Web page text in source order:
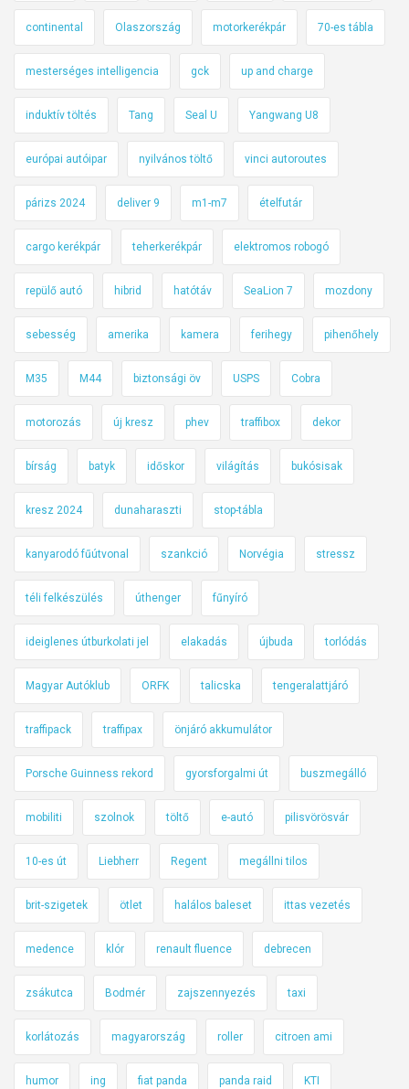
continental Olaszország motorkerékpár 70-es tábla
mesterséges intelligencia gck up and charge
induktív töltés Tang Seal U Yangwang U8
európai autóipar nyilvános töltő vinci autoroutes
párizs 2024 deliver 9 m1-m7 ételfutár
cargo kerékpár teherkerékpár elektromos robogó
repülő autó hibrid hatótáv SeaLion 7 mozdony
sebesség amerika kamera ferihegy pihenőhely
M35 M44 biztonsági öv USPS Cobra
motorozás új kresz phev traffibox dekor
bírság batyk időskor világítás bukósisak
kresz 2024 dunaharaszti stop-tábla
kanyarodó fűútvonal szankció Norvégia stressz
téli felkészülés úthenger fűnyíró
ideiglenes útburkolati jel elakadás újbuda torlódás
Magyar Autóklub ORFK talicska tengeralattjáró
traffipack traffipax önjáró akkumulátor
Porsche Guinness rekord gyorsforgalmi út buszmegálló
mobiliti szolnok töltő e-autó pilisvörösvár
10-es út Liebherr Regent megállni tilos
brit-szigetek ötlet halálos baleset ittas vezetés
medence klór renault fluence debrecen
zsákutca Bodmér zajszennyezés taxi
korlátozás magyarország roller citroen ami
humor ing fiat panda panda raid KTI